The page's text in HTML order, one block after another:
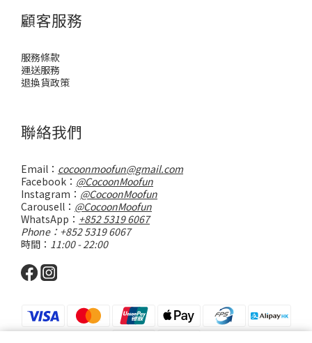
顧客服務
服務條款
運送服務
退換貨政策
聯絡我們
Email： cocoonmoofun@gmail.com
Facebook： @CocoonMoofun
Instagram： @CocoonMoofun
Carousell： @CocoonMoofun
WhatsApp： +852 5319 6067
Phone：+852 5319 6067
時間： 11:00 - 22:00